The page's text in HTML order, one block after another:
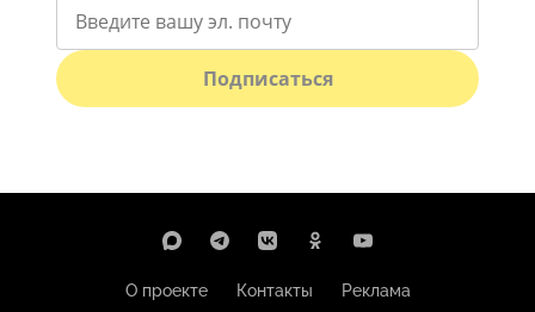
Подписаться
О проекте Контакты
Реклама